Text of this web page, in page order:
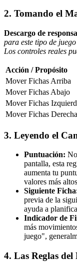
2. Tomando el
Descargo de
para este tipo de
Los controles reales
Acción / Propósito
Mover Fichas Arriba
Mover Fichas Abajo
Mover Fichas
Mover Fichas Derecha
3. Leyendo el
Puntuación:
pantalla, esta
aumenta tu
valores más
Siguiente
previa de la
ayuda a
Indicador de
más
juego",
4. Las Reglas